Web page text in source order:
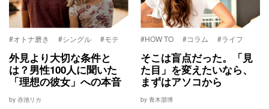
#オトナ磨き #シングル #モテ
外見より大切な条件と
は？男性100人に聞いた
「理想の彼女」への本音
by 赤池リカ
#HOW TO #コラム #ライフ
そこは盲点だった。「見
た目」を変えたいなら、
まずはアソコから
by 青木朋博